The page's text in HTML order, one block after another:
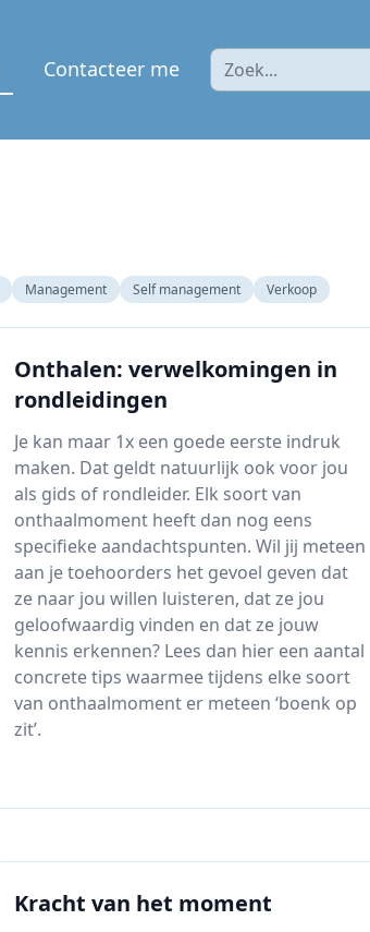
Contacteer me
Management Self management Verkoop
Onthalen: verwelkomingen in
rondleidingen
Je kan maar 1x een goede eerste indruk
maken. Dat geldt natuurlijk ook voor jou
als gids of rondleider. Elk soort van
onthaalmoment heeft dan nog eens
specifieke aandachtspunten. Wil jij meteen
aan je toehoorders het gevoel geven dat
ze naar jou willen luisteren, dat ze jou
geloofwaardig vinden en dat ze jouw
kennis erkennen? Lees dan hier een aantal
concrete tips waarmee tijdens elke soort
van onthaalmoment er meteen ‘boenk op
zit’.
Kracht van het moment